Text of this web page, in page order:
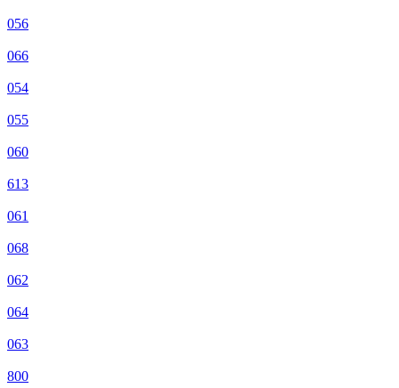
056
066
054
055
060
613
061
068
062
064
063
800